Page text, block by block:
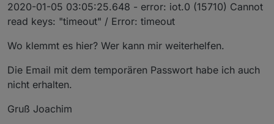
2020-01-05 03:05:25.648 - error: iot.0 (15710) Cannot
read keys: "timeout" / Error: timeout
Wo klemmt es hier? Wer kann mir weiterhelfen.
Die Email mit dem temporären Passwort habe ich auch
nicht erhalten.
Gruß Joachim